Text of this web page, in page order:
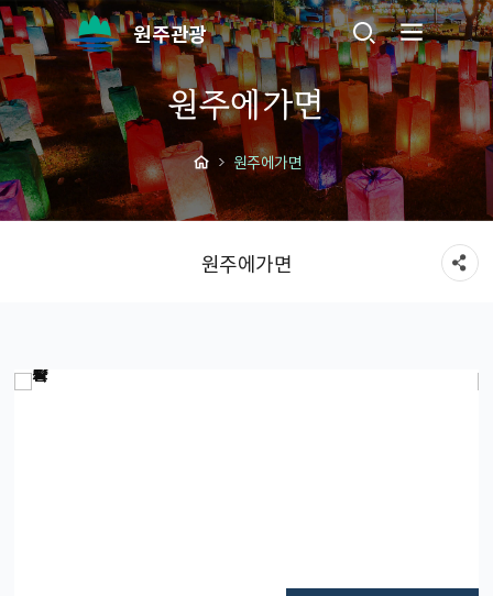
원주관광
원주에가면
원주에가면
원주에가면